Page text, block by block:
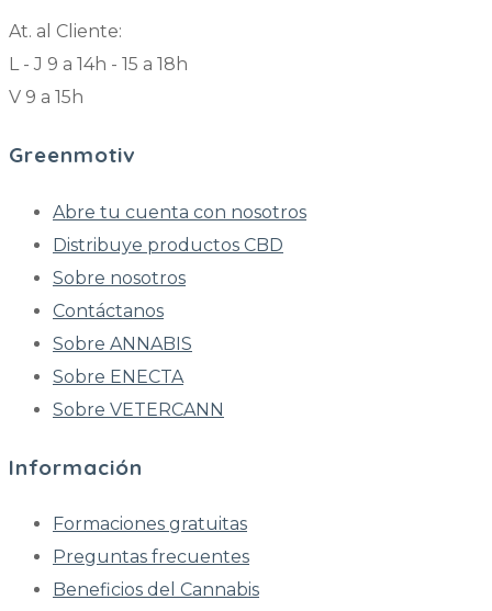
At. al Cliente:
L - J 9 a 14h - 15 a 18h
V 9 a 15h
Greenmotiv
Abre tu cuenta con nosotros
Distribuye productos CBD
Sobre nosotros
Contáctanos
Sobre ANNABIS
Sobre ENECTA
Sobre VETERCANN
Información
Formaciones gratuitas
Preguntas frecuentes
Beneficios del Cannabis